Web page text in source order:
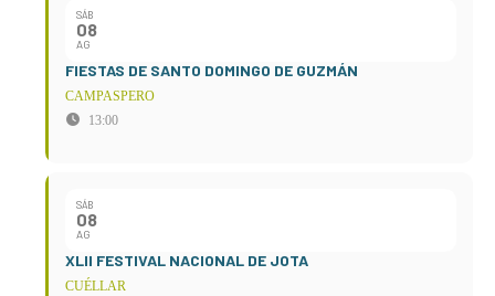
SÁB
08
AG
FIESTAS DE SANTO DOMINGO DE GUZMÁN
CAMPASPERO
13:00
SÁB
08
AG
XLII FESTIVAL NACIONAL DE JOTA
CUÉLLAR